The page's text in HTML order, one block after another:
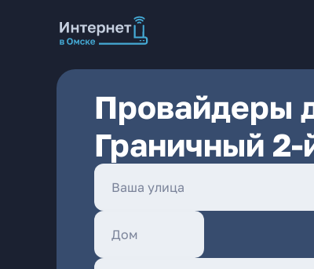
Провайдеры
Граничный